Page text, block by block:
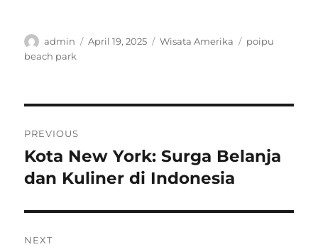
Author
admin
Posted
April 19, 2025 Categories
Wisata Amerika Tags
poipu
beach park
navigation
PREVIOUS
Previous
post:
Kota New York: Surga Belanja
dan Kuliner di Indonesia
NEXT